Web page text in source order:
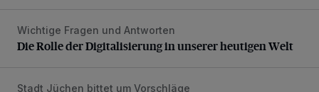
Die Rolle der Digitalisierung in unserer heutigen Welt
Wichtige Fragen und Antworten
Die Rolle der Digitalisierung in unserer heutigen Welt
Stadt Jüchen bittet um Vorschläge